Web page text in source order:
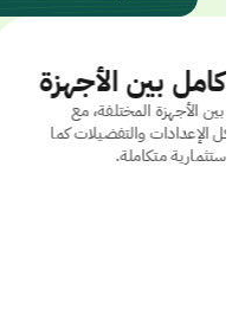
توافق كامل بين الأجهزة
انتقل بحرية بين الأجهزة المختلفة، مع
ضمان بقاء كل الإعدادات والتفضيلات كما
هي لتجربة استثمارية متكاملة.